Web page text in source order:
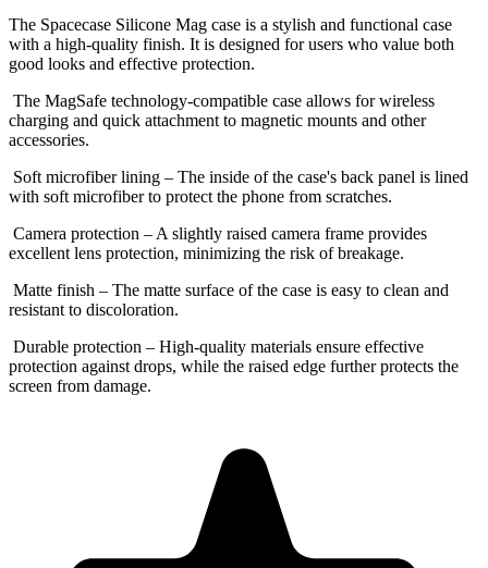
The Spacecase Silicone Mag case is a stylish and functional case
with a high-quality finish. It is designed for users who value both
good looks and effective protection.
The MagSafe technology-compatible case allows for wireless
charging and quick attachment to magnetic mounts and other
accessories.
Soft microfiber lining – The inside of the case's back panel is lined
with soft microfiber to protect the phone from scratches.
Camera protection – A slightly raised camera frame provides
excellent lens protection, minimizing the risk of breakage.
Matte finish – The matte surface of the case is easy to clean and
resistant to discoloration.
Durable protection – High-quality materials ensure effective
protection against drops, while the raised edge further protects the
screen from damage.